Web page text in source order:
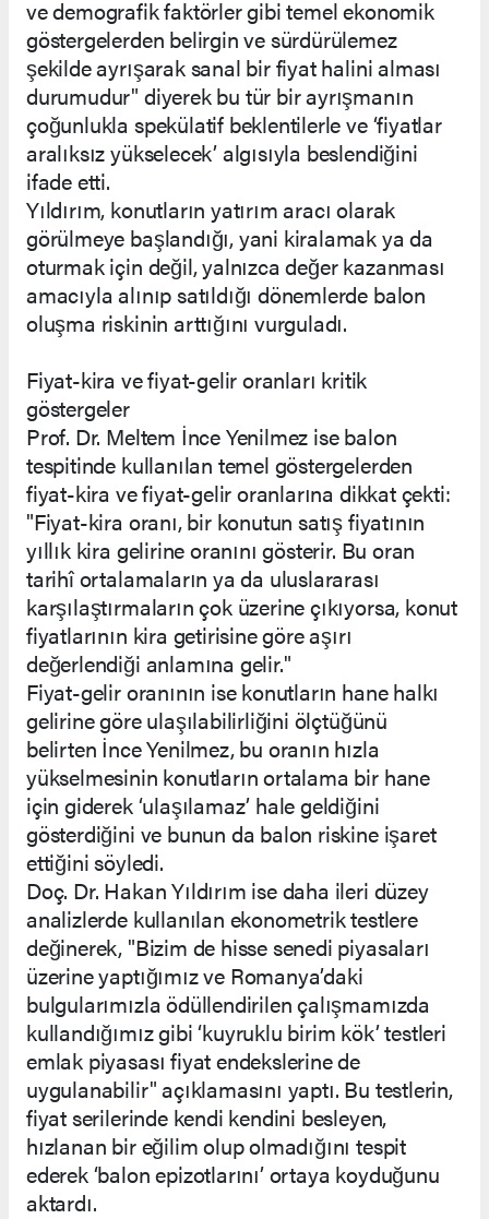
ve demografik faktörler gibi temel ekonomik
göstergelerden belirgin ve sürdürülemez
şekilde ayrışarak sanal bir fiyat halini alması
durumudur" diyerek bu tür bir ayrışmanın
çoğunlukla spekülatif beklentilerle ve ‘fiyatlar
aralıksız yükselecek’ algısıyla beslendiğini
ifade etti.
Yıldırım, konutların yatırım aracı olarak
görülmeye başlandığı, yani kiralamak ya da
oturmak için değil, yalnızca değer kazanması
amacıyla alınıp satıldığı dönemlerde balon
oluşma riskinin arttığını vurguladı.
Fiyat-kira ve fiyat-gelir oranları kritik
göstergeler
Prof. Dr. Meltem İnce Yenilmez ise balon
tespitinde kullanılan temel göstergelerden
fiyat-kira ve fiyat-gelir oranlarına dikkat çekti:
"Fiyat-kira oranı, bir konutun satış fiyatının
yıllık kira gelirine oranını gösterir. Bu oran
tarihî ortalamaların ya da uluslararası
karşılaştırmaların çok üzerine çıkıyorsa, konut
fiyatlarının kira getirisine göre aşırı
değerlendiği anlamına gelir."
Fiyat-gelir oranının ise konutların hane halkı
gelirine göre ulaşılabilirliğini ölçtüğünü
belirten İnce Yenilmez, bu oranın hızla
yükselmesinin konutların ortalama bir hane
için giderek ‘ulaşılamaz’ hale geldiğini
gösterdiğini ve bunun da balon riskine işaret
ettiğini söyledi.
Doç. Dr. Hakan Yıldırım ise daha ileri düzey
analizlerde kullanılan ekonometrik testlere
değinerek, "Bizim de hisse senedi piyasaları
üzerine yaptığımız ve Romanya’daki
bulgularımızla ödüllendirilen çalışmamızda
kullandığımız gibi ‘kuyruklu birim kök’ testleri
emlak piyasası fiyat endekslerine de
uygulanabilir" açıklamasını yaptı. Bu testlerin,
fiyat serilerinde kendi kendini besleyen,
hızlanan bir eğilim olup olmadığını tespit
ederek ‘balon epizotlarını’ ortaya koyduğunu
aktardı.